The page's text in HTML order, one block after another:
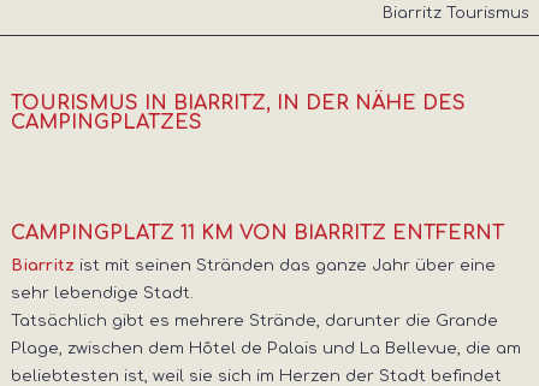
Biarritz Tourismus
TOURISMUS IN BIARRITZ, IN DER NÄHE DES
CAMPINGPLATZES
CAMPINGPLATZ 11 KM VON BIARRITZ ENTFERNT
Biarritz ist mit seinen Stränden das ganze Jahr über eine
sehr lebendige Stadt.
Tatsächlich gibt es mehrere Strände, darunter die Grande
Plage, zwischen dem Hôtel de Palais und La Bellevue, die am
beliebtesten ist, weil sie sich im Herzen der Stadt befindet